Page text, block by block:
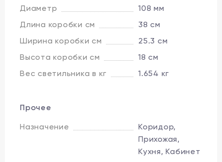
Диаметр
108 мм
Длина коробки см
38 см
Ширина коробки см
25.3 см
Высота коробки см
18 см
Вес светильника в кг
1.654 кг
Прочее
Назначение
Коридор,
Прихожая,
Кухня, Кабинет